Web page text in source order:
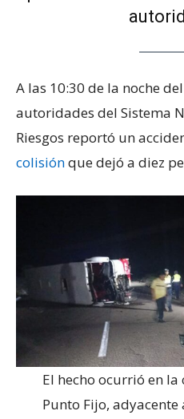
A las 10:30 de la noche
autoridades del Sistema
Riesgos reportó un
colisiónque dejó a diez
El hecho ocurrió en la
Punto Fijo, adyacente